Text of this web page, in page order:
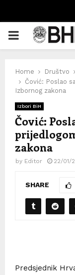
PRIMARY
Home Društvo
Čović: Poslao
Izbornog zakona
Izbori BiH
Čović:
zakona
by Editor 22/01/
SHARE
Predsjednik